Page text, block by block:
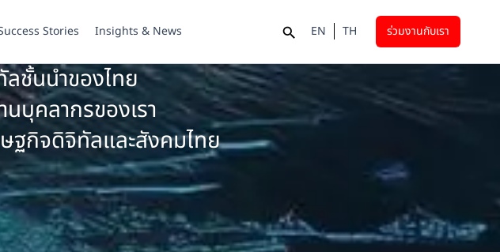
Stories Insights & News EN TH ร่วมงานกับเรา
ลชั้นนำของไทย
บุคลากรของเรา
ฐกิจดิจิทัลและสังคมไทย